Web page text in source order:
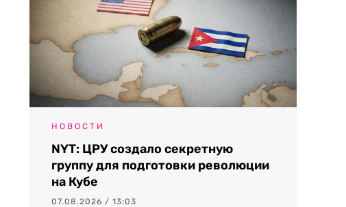
НОВОСТИ
NYT: ЦРУ создало секретную
группу для подготовки революции
на Кубе
07.08.2026 / 13:03